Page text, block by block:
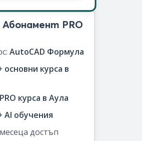
Абонамент PRO
AutoCAD Формула
основни курса в
курса в Аула
AI обучения
достъп